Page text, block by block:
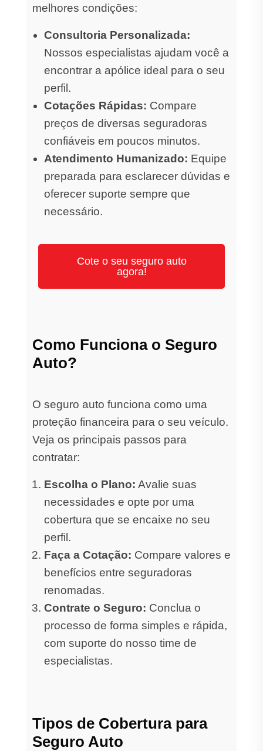
melhores condições:
Consultoria Personalizada:
Nossos especialistas ajudam você a
encontrar a apólice ideal para o seu
perfil.
Cotações Rápidas: Compare
preços de diversas seguradoras
confiáveis em poucos minutos.
Atendimento Humanizado: Equipe
preparada para esclarecer dúvidas e
oferecer suporte sempre que
necessário.
Cote o seu seguro auto
agora!
Como Funciona o Seguro
Auto?
O seguro auto funciona como uma
proteção financeira para o seu veículo.
Veja os principais passos para
contratar:
Escolha o Plano: Avalie suas
necessidades e opte por uma
cobertura que se encaixe no seu
perfil.
Faça a Cotação: Compare valores e
benefícios entre seguradoras
renomadas.
Contrate o Seguro: Conclua o
processo de forma simples e rápida,
com suporte do nosso time de
especialistas.
Tipos de Cobertura para
Seguro Auto